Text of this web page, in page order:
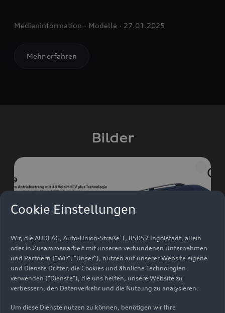
Medieninformation Modelle 27.01.2025
Mehr erfahren
Bilder
Cookie Einstellungen
Wir, die AUDI AG, Auto-Union-Straße 1, 85057 Ingolstadt, allein
oder in Zusammenarbeit mit unseren verbundenen Unternehmen
und Partnern ("Wir", "Unser"), nutzen auf unserer Website eigene
und Dienste Dritter, die Cookies und ähnliche Technologien
verwenden ("Dienste"), die uns helfen, unsere Website zu
verbessern, den Datenverkehr und die Nutzung zu analysieren.
Um diese Dienste nutzen zu können, benötigen wir Ihre